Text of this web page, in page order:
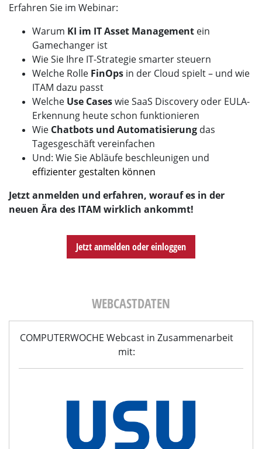
Erfahren Sie im Webinar:
Warum KI im IT Asset Management ein
Gamechanger ist
Wie Sie Ihre IT-Strategie smarter steuern
Welche Rolle FinOps in der Cloud spielt – und wie
ITAM dazu passt
Welche Use Caseswie SaaS Discovery oder EULA-
Erkennung heute schon funktionieren
Wie Chatbots und Automatisierung das
Tagesgeschäft vereinfachen
Und: Wie Sie Abläufe beschleunigen und
effizienter gestalten können
Jetzt anmelden und erfahren, worauf es in der
neuen Ära des ITAM wirklich ankommt!
Jetzt anmelden oder einloggen
WEBCASTDATEN
COMPUTERWOCHE Webcast in Zusammenarbeit
mit: